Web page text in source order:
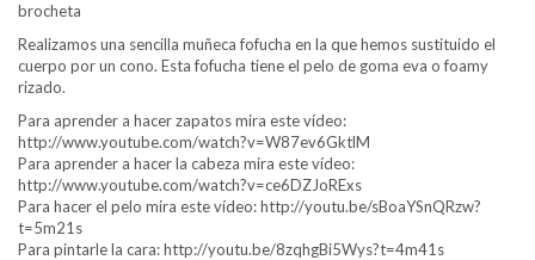
brocheta
Realizamos una sencilla muñeca fofucha en la que hemos sustituido el
cuerpo por un cono. Esta fofucha tiene el pelo de goma eva o foamy
rizado.
Para aprender a hacer zapatos mira este vídeo:
http://www.youtube.com/watch?v=W87ev6GktlM
Para aprender a hacer la cabeza mira este vídeo:
http://www.youtube.com/watch?v=ce6DZJoRExs
Para hacer el pelo mira este vídeo: http://youtu.be/sBoaYSnQRzw?
t=5m21s
Para pintarle la cara: http://youtu.be/8zqhgBi5Wys?t=4m41s